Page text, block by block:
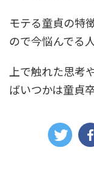
モテる童貞の特
ので今悩んでる
上で触れた思考
ばいつかは童貞